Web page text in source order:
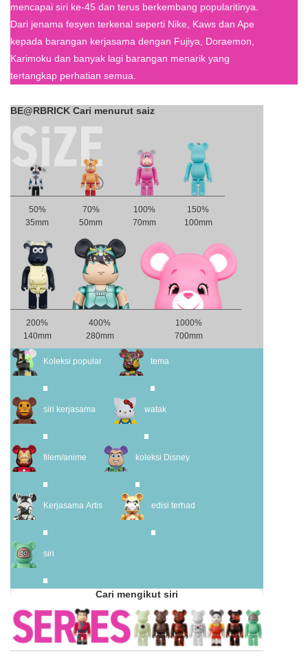
mencapai siri ke-45 dan terus berkembang popularitinya.
Dari jenama fesyen terkenal seperti Nike, Kaws dan Ape
kepada barangan kerjasama dengan Fujiya, Doraemon,
Karimoku dan banyak lagi barangan menarik yang
tertangkap perhatian semua.
BE@RBRICK Cari menurut saiz
50%
35mm
70%
50mm
100%
70mm
150%
100mm
200%
140mm
400%
280mm
1000%
700mm
Koleksi popular tema
siri kerjasama watak
filem/anime koleksi Disney
Kerjasama Artis edisi terhad
siri
Cari mengikut siri